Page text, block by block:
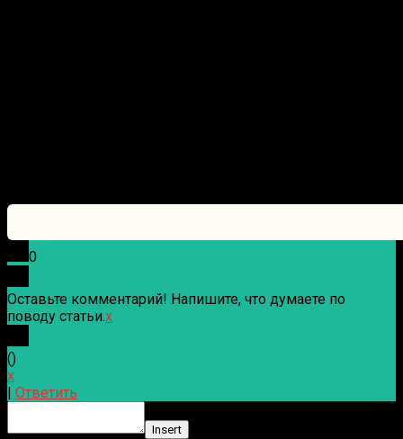
0
Оставьте комментарий! Напишите, что думаете по
поводу статьи.x
()
x
Ответить
Insert